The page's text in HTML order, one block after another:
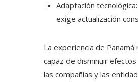
Adaptación
exige actualización
La experiencia de
capaz de disminuir
las compañías y las